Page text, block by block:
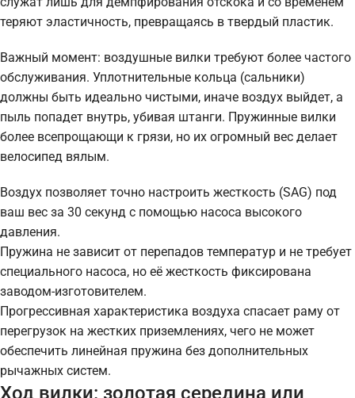
теряют эластичность, превращаясь в твердый пластик.
Важный момент: воздушные вилки требуют более частого
обслуживания. Уплотнительные кольца (сальники)
должны быть идеально чистыми, иначе воздух выйдет, а
пыль попадет внутрь, убивая штанги. Пружинные вилки
более всепрощающи к грязи, но их огромный вес делает
велосипед вялым.
Воздух позволяет точно настроить жесткость (SAG) под
ваш вес за 30 секунд с помощью насоса высокого
давления.
Пружина не зависит от перепадов температур и не требует
специального насоса, но её жесткость фиксирована
заводом-изготовителем.
Прогрессивная характеристика воздуха спасает раму от
перегрузок на жестких приземлениях, чего не может
обеспечить линейная пружина без дополнительных
рычажных систем.
Ход вилки: золотая середина или